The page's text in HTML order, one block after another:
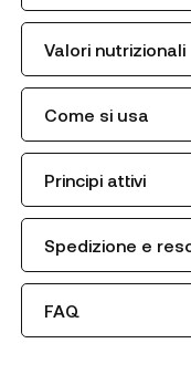
Valori nutrizionali
Come si usa
Principi attivi
Spedizione e
FAQ